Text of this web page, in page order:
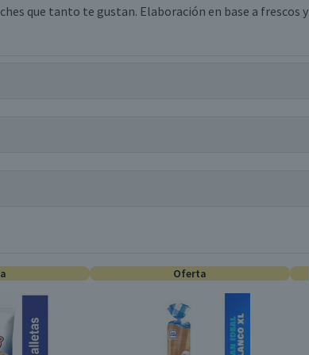
que tanto te gustan. Elaboración en base a frescos y
Conservar refrigerado
A granel
Oferta